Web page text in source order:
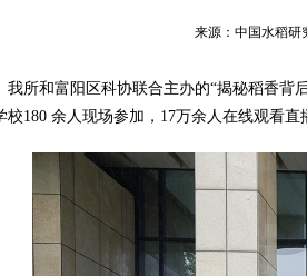
来源：中国水稻研
我所和富阳区科协联合主办的“揭秘稻香背
校180 余人现场参加，17万余人在线观看直